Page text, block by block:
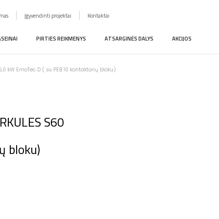
Įgyvendinti projektai Kontaktai
PIRTIES REIKMENYS ATSARGINĖS DALYS AKCIJOS
kW EmoTec D ( su PEB 10 kontaktorių bloku)
S60
bloku)